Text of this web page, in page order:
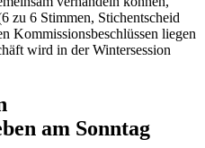
zu 6 Stimmen, Stichentscheid
Kommissionsbeschlüssen liegen
wird in der Wintersession
am Sonntag